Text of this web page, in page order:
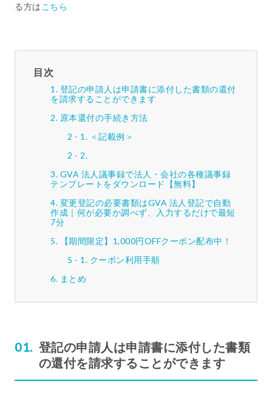
る方は こちら
目次
登記の申請人は申請書に添付した書類の還付
を請求することができます
原本還付の手続き方法
＜記載例＞
GVA 法人議事録で法人・会社の各種議事録
テンプレートをダウンロード【無料】
変更登記の必要書類はGVA 法人登記で自動
作成｜何が必要か調べず、入力するだけで最短
7分
【期間限定】1,000円OFFクーポン配布中！
クーポン利用手順
まとめ
登記の申請人は申請書に添付した書類
の還付を請求することができます